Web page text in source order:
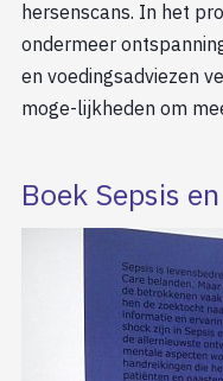
hersenscans. In het
ondermeer
en voedingsadviezen
moge-lijkheden om
Boek Sepsis